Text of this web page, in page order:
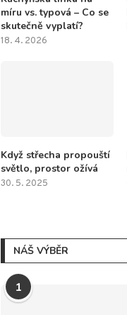
míru vs. typová – Co se
skutečně vyplatí?
18. 4. 2026
Když střecha propouští
světlo, prostor ožívá
30. 5. 2025
NÁŠ VÝBĚR
1